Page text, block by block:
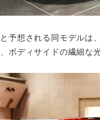
予想される同モデルは
ボディサイドの繊細な